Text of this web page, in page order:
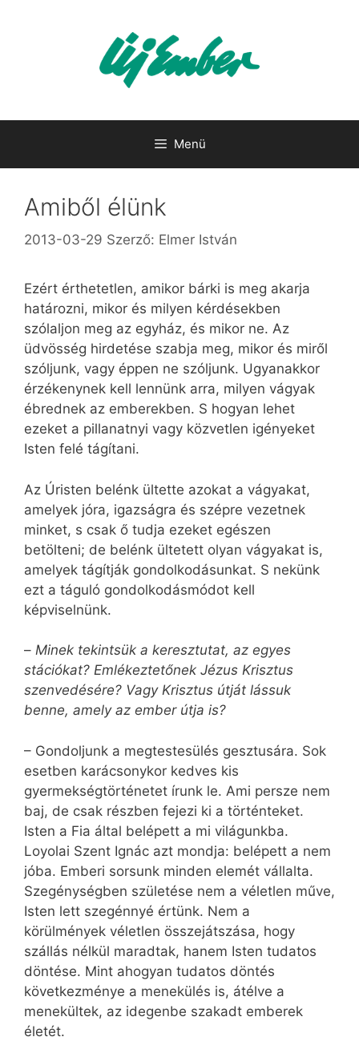
Menü
Amiből élünk
2013-03-29 Szerző: Elmer István
Ezért érthetetlen, amikor bárki is meg akarja
határozni, mikor és milyen kérdésekben
szólaljon meg az egyház, és mikor ne. Az
üdvösség hirdetése szabja meg, mikor és miről
szóljunk, vagy éppen ne szóljunk. Ugyanakkor
érzékenynek kell lennünk arra, milyen vágyak
ébrednek az emberekben. S hogyan lehet
ezeket a pillanatnyi vagy közvetlen igényeket
Isten felé tágítani.
Az Úristen belénk ültette azokat a vágyakat,
amelyek jóra, igazságra és szépre vezetnek
minket, s csak ő tudja ezeket egészen
betölteni; de belénk ültetett olyan vágyakat is,
amelyek tágítják gondolkodásunkat. S nekünk
ezt a táguló gondolkodásmódot kell
képviselnünk.
– Minek tekintsük a keresztutat, az egyes
stációkat? Emlékeztetőnek Jézus Krisztus
szenvedésére? Vagy Krisztus útját lássuk
benne, amely az ember útja is?
– Gondoljunk a megtestesülés gesztusára. Sok
esetben karácsonykor kedves kis
gyermekségtörténetet írunk le. Ami persze nem
baj, de csak részben fejezi ki a történteket.
Isten a Fia által belépett a mi világunkba.
Loyolai Szent Ignác azt mondja: belépett a nem
jóba. Emberi sorsunk minden elemét vállalta.
Szegénységben születése nem a véletlen műve,
Isten lett szegénnyé értünk. Nem a
körülmények véletlen összejátszása, hogy
szállás nélkül maradtak, hanem Isten tudatos
döntése. Mint ahogyan tudatos döntés
következménye a menekülés is, átélve a
menekültek, az idegenbe szakadt emberek
életét.